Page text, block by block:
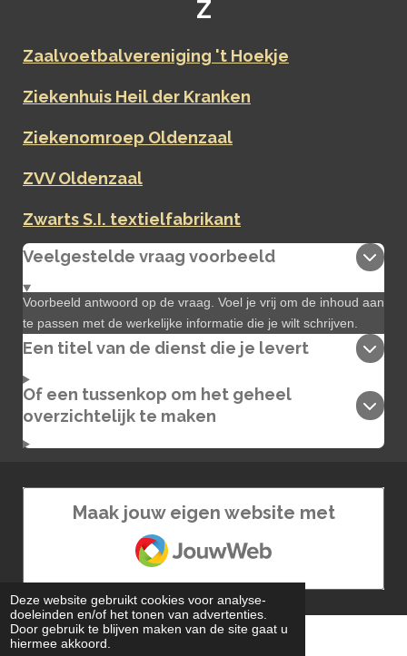
Deze website gebruikt cookies voor analyse-
doeleinden en/of het tonen van advertenties.
Door gebruik te blijven maken van de site gaat u
hiermee akkoord.
Z
Zaalvoetbalvereniging 't Hoekje
Ziekenhuis Heil der Kranken
Ziekenomroep Oldenzaal
ZVV Oldenzaal
Zwarts S.I. textielfabrikant
Veelgestelde vraag voorbeeld
Voorbeeld antwoord op de vraag. Voel je vrij om de inhoud aan
te passen met de werkelijke informatie die je wilt schrijven.
Een titel van de dienst die je levert
Of een tussenkop om het geheel
overzichtelijk te maken
Maak jouw eigen website met
JouwWeb
.